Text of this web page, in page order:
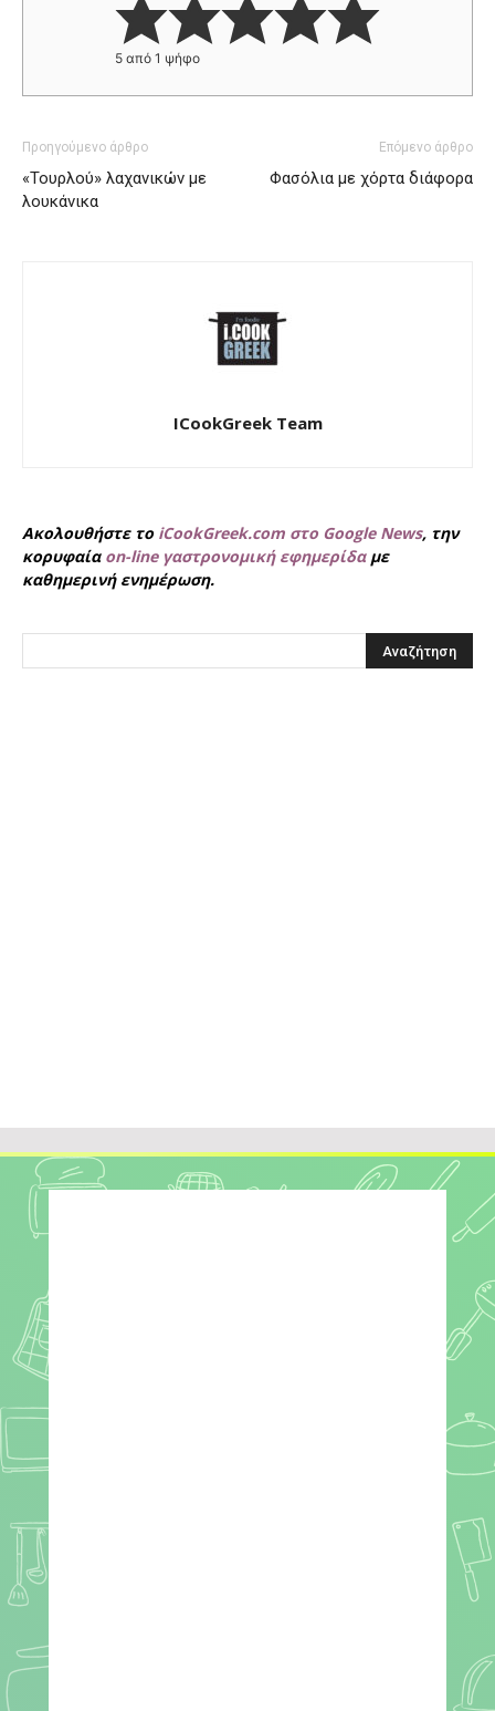
5 από 1 ψήφο
Προηγούμενο άρθρο
«Τουρλού» λαχανικών με
λουκάνικα
Επόμενο άρθρο
Φασόλια με χόρτα διάφορα
ICookGreek Team
Ακολουθήστε το iCookGreek.com στο Google News, την
κορυφαία on-line γαστρονομική εφημερίδαμε
καθημερινή ενημέρωση.